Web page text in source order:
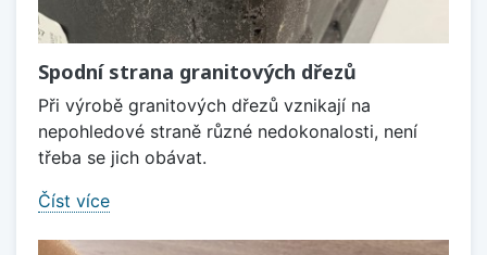
Spodní strana granitových dřezů
Při výrobě granitových dřezů vznikají na
nepohledové straně různé nedokonalosti, není
třeba se jich obávat.
Číst více